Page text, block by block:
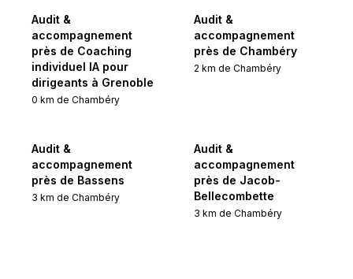
Audit &
accompagnement
près de Coaching
individuel IA pour
dirigeants à Grenoble
0 km de Chambéry
Audit &
accompagnement
près de Chambéry
2 km de Chambéry
Audit &
accompagnement
près de Bassens
3 km de Chambéry
Audit &
accompagnement
près de Jacob-
Bellecombette
3 km de Chambéry